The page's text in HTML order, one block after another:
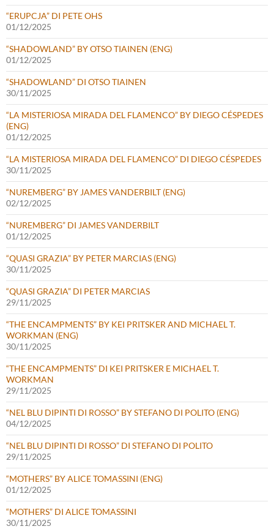
“ERUPCJA” DI PETE OHS
01/12/2025
“SHADOWLAND” BY OTSO TIAINEN (ENG)
01/12/2025
“SHADOWLAND” DI OTSO TIAINEN
30/11/2025
“LA MISTERIOSA MIRADA DEL FLAMENCO” BY DIEGO CÉSPEDES
(ENG)
01/12/2025
“LA MISTERIOSA MIRADA DEL FLAMENCO” DI DIEGO CÉSPEDES
30/11/2025
“NUREMBERG” BY JAMES VANDERBILT (ENG)
02/12/2025
“NUREMBERG” DI JAMES VANDERBILT
01/12/2025
“QUASI GRAZIA” BY PETER MARCIAS (ENG)
30/11/2025
“QUASI GRAZIA” DI PETER MARCIAS
29/11/2025
“THE ENCAMPMENTS” BY KEI PRITSKER AND MICHAEL T.
WORKMAN (ENG)
30/11/2025
“THE ENCAMPMENTS” DI KEI PRITSKER E MICHAEL T.
WORKMAN
29/11/2025
“NEL BLU DIPINTI DI ROSSO” BY STEFANO DI POLITO (ENG)
04/12/2025
“NEL BLU DIPINTI DI ROSSO” DI STEFANO DI POLITO
29/11/2025
“MOTHERS” BY ALICE TOMASSINI (ENG)
01/12/2025
“MOTHERS” DI ALICE TOMASSINI
30/11/2025